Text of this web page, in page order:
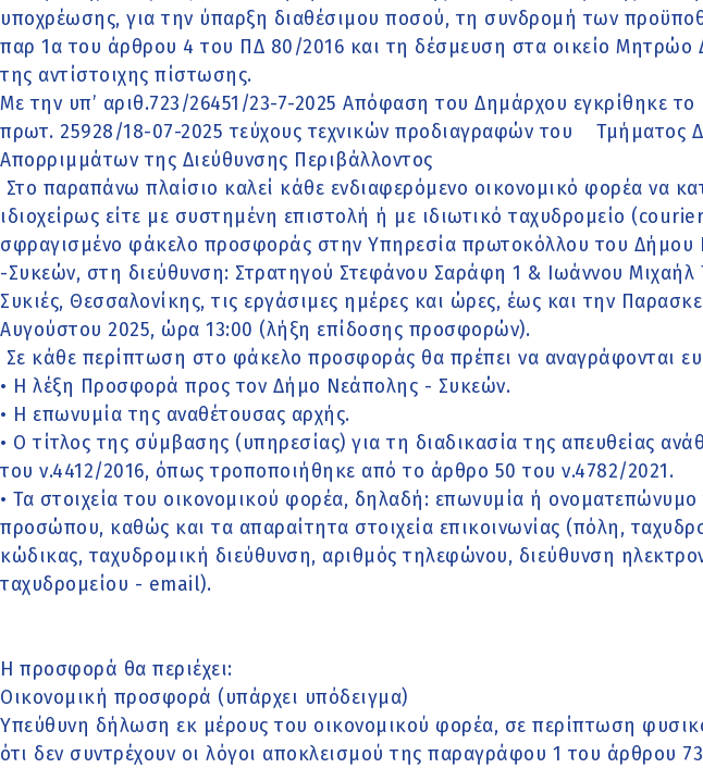
υποχρέωσης, για την ύπαρξη διαθέσιμου ποσού, τη συνδρομή των
παρ 1α του άρθρου 4 του ΠΔ 80/2016 και τη δέσμευση στα οικείο Μητρώο
της αντίστοιχης πίστωσης.
Με την υπ’ αριθ.723/26451/23-7-2025 Απόφαση του Δημάρχου εγκρίθηκε το
πρωτ. 25928/18-07-2025 τεύχους τεχνικών προδιαγραφών του Τμήματος
Απορριμμάτων της Διεύθυνσης Περιβάλλοντος
Στο παραπάνω πλαίσιο καλεί κάθε ενδιαφερόμενο οικονομικό φορέα να
ιδιοχείρως είτε με συστημένη επιστολή ή με ιδιωτικό ταχυδρομείο
σφραγισμένο φάκελο προσφοράς στην Υπηρεσία πρωτοκόλλου του Δήμου
-Συκεών, στη διεύθυνση: Στρατηγού Στεφάνου Σαράφη 1 & Ιωάννου Μιχαήλ
Συκιές, Θεσσαλονίκης, τις εργάσιμες ημέρες και ώρες, έως και την
Αυγούστου 2025, ώρα 13:00 (λήξη επίδοσης προσφορών).
Σε κάθε περίπτωση στο φάκελο προσφοράς θα πρέπει να αναγράφονται
• Η λέξη Προσφορά προς τον Δήμο Νεάπολης - Συκεών.
• Η επωνυμία της αναθέτουσας αρχής.
• Ο τίτλος της σύμβασης (υπηρεσίας) για τη διαδικασία της απευθείας
του ν.4412/2016, όπως τροποποιήθηκε από το άρθρο 50 του ν.4782/2021.
• Τα στοιχεία του οικονομικού φορέα, δηλαδή: επωνυμία ή
προσώπου, καθώς και τα απαραίτητα στοιχεία επικοινωνίας (πόλη,
κώδικας, ταχυδρομική διεύθυνση, αριθμός τηλεφώνου, διεύθυνση
ταχυδρομείου - email).
Η προσφορά θα περιέχει:
Οικονομική προσφορά (υπάρχει υπόδειγμα)
Υπεύθυνη δήλωση εκ μέρους του οικονομικού φορέα, σε περίπτωση
ότι δεν συντρέχουν οι λόγοι αποκλεισμού της παραγράφου 1 του άρθρου